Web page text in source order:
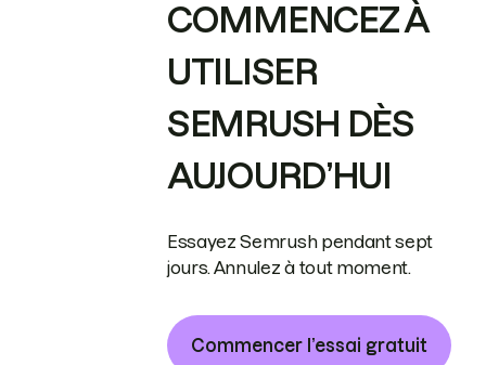
COMMENCEZ À
UTILISER
SEMRUSH DÈS
AUJOURD’HUI
Essayez Semrush pendant sept
jours. Annulez à tout moment.
Commencer l’essai gratuit